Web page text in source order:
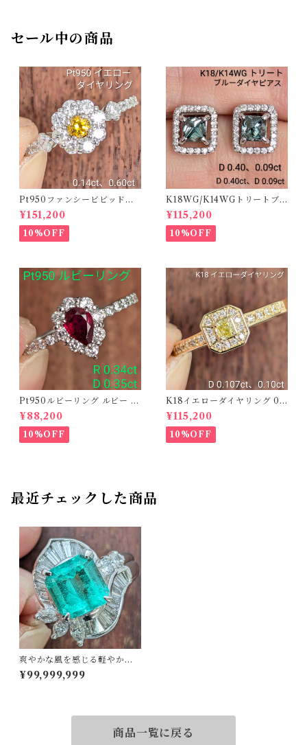
セール中の商品
Pt950ファンシービビッドオ
レンジィイエローダイヤリン
グ D 0.144ct D 0.60ct【PR
O208782】
¥151,200
10%OFF
K18WG/K14WGトリートブ
ルーダイヤピアス 【PRO20
8939】
¥115,200
10%OFF
Pt950ルビーリング ルビー 0.
34ct ダイヤモンド 0.35ct【P
RO206885】
¥88,200
10%OFF
K18イエローダイヤリング 0.1
07ct D 0.10ct【PRO20878
1】
¥115,200
10%OFF
最近チェックした商品
爽やかな風を感じる軽やかな
グリーン！Pt900エメラルド
ダイヤリング 10号
¥99,999,999
商品一覧に戻る